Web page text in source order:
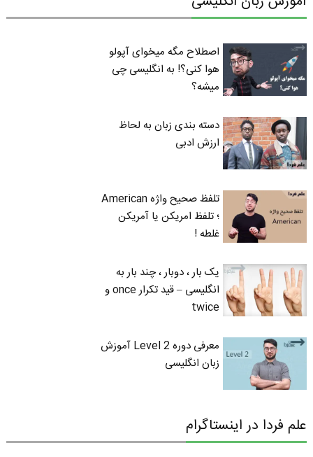
اصطلاح مگه میخوای آپولو
هوا کنی؟! به انگلیسی چی
میشه؟
دسته بندی زبان به لحاظ
ارزش ادبی
تلفظ صحیح واژه American
؛ تلفظ امریکن یا آمریکن
غلطه !
یک بار ، دوبار ، چند بار به
انگلیسی – قید تکرار once و
twice
معرفی دوره Level 2 آموزش
زبان انگلیسی
علم فردا در اینستاگرام